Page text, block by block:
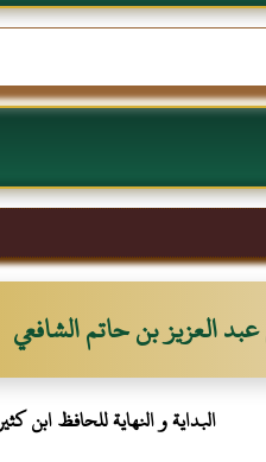
العزيز بن حاتم الشافعي
البداية و النهاية للحافظ ابن